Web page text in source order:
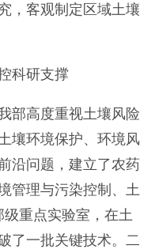
，客观制定区域土壤
科研支撑
高度重视土壤风险
壤环境保护、环境风
沿问题，建立了农药
管理与污染控制、土
重点实验室，在土
了一批关键技术。二